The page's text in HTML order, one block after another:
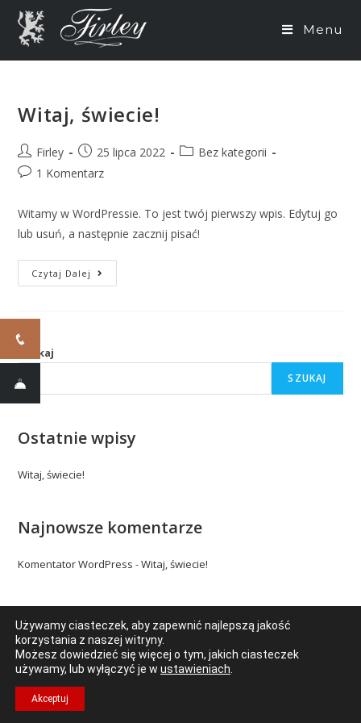
Skip
content
Menu
Witaj, świecie!
Post
author:
Firley
Post
published:
25 lipca 2022
PostBez kategorii
Post1 Komentarz
Witamy w WordPressie. To jest twój pierwszy wpis. Edytuj go
lub usuń, a następnie zacznij pisać!
Czytaj Dalej Witaj,
Świecie!
Szukaj
SZUKAJ
Ostatnie wpisy
Witaj, świecie!
Najnowsze komentarze
Komentator WordPress -Witaj, świecie!
Realizacja projektu: PrestoMedia.pl
Send
Message
Używamy ciasteczek, aby zapewnić najlepszą jakość
korzystania z naszej witryny.
Możesz dowiedzieć się więcej o tym, jakich ciasteczek
używamy, lub wyłączyć je w ustawieniach
Akceptuj